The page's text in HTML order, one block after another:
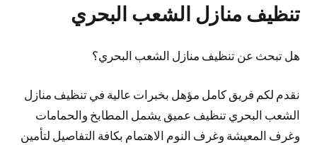
تنظيف منازل الشعب البحري
هل تبحث عن تنظيف منازل الشعب البحري؟
نقدم لكم فريق كامل مؤهل بخبرات عالية في تنظيف منازل
الشعب البحري تنظيف عميق يشمل المطابخ والحمامات
وغرف المعيشة وغرف النوم الاهتمام بكافة التفاصيل لتأمين